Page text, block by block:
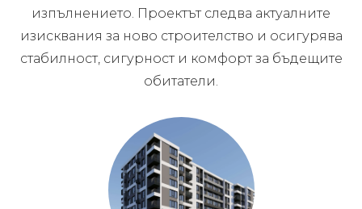
изпълнението. Проектът следва актуалните
изисквания за ново строителство и осигурява
стабилност, сигурност и комфорт за бъдещите
обитатели.